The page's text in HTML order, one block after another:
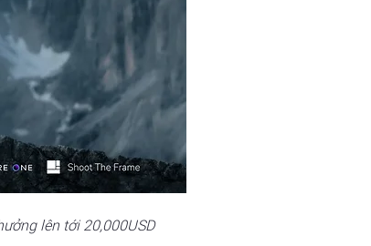
lên tới 20,000USD